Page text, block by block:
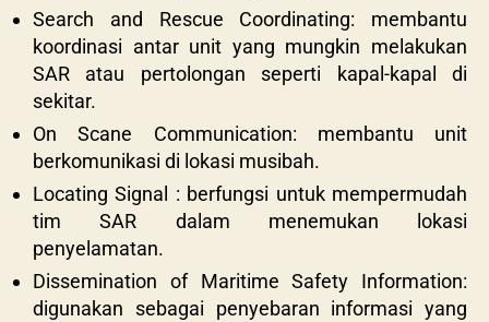
Search and Rescue Coordinating: membantu
koordinasi antar unit yang mungkin melakukan
SAR atau pertolongan seperti kapal-kapal di
sekitar.
On Scane Communication: membantu unit
berkomunikasi di lokasi musibah.
Locating Signal : berfungsi untuk mempermudah
tim SAR dalam menemukan lokasi
penyelamatan.
Dissemination of Maritime Safety Information:
digunakan sebagai penyebaran informasi yang